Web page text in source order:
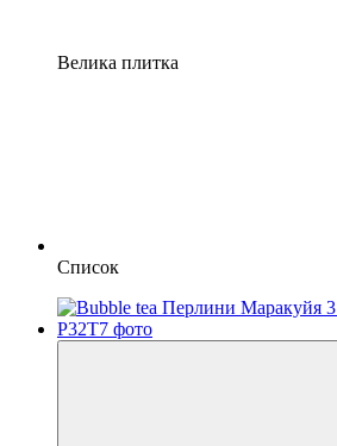
Велика плитка
Список